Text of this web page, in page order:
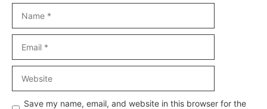
Save my name, email, and website in this browser for the